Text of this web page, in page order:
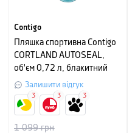
Contigo
Пляшка спортивна Contigo
CORTLAND AUTOSEAL,
об'єм 0,72 л, блакитний
Залишити відгук
1 099грн
3 3 3